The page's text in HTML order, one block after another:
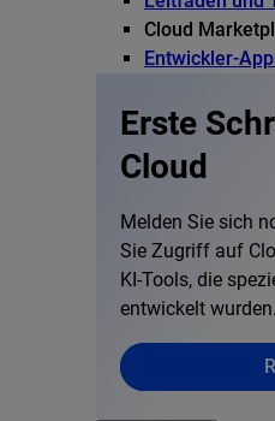
Cloud
Entwickler-
Erste
Cloud
Melden Sie sich
Sie Zugriff auf
KI-Tools, die
entwickelt wurden.